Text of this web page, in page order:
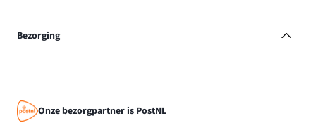
Bezorging
Onze bezorgpartner is PostNL